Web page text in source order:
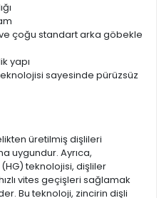
ve çoğu standart arka göbekle
yapı
sayesinde pürüzsüz
üretilmiş dişlileri
uygundur. Ayrıca,
teknolojisi, dişliler
vites geçişleri sağlamak
Bu teknoloji, zincirin dişli